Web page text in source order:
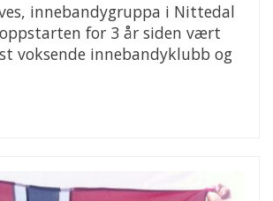
innebandygruppa i Nittedal
for 3 år siden vært
voksende innebandyklubb og